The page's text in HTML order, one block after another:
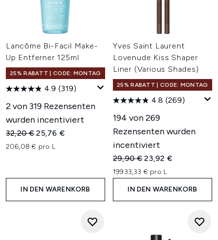
Lancôme Bi-Facil Make-
Up Entferner 125ml
25% RABATT | CODE: MONTAG
4.9 (319)
2 von 319 Rezensenten
wurden incentiviert
Unverbindliche Preisempfehlung:
32,20 €Aktueller Preis:
25,76 €
206,08 € pro L
IN DEN WARENKORB
Yves Saint Laurent
Lovenude Kiss Shaper
Liner (Various Shades)
25% RABATT | CODE: MONTAG
4.8 (269)
194 von 269
Rezensenten wurden
incentiviert
Unverbindliche
29,90 €Aktueller Preis:
23,92 €
19933,33 € pro L
IN DEN WARENKORB